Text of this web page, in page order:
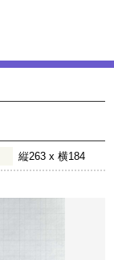
縦263 x 横184